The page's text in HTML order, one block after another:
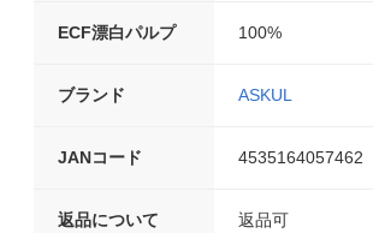
ECF漂白パルプ 100%
ブランド ASKUL
JANコード 4535164057462
返品について
返品可